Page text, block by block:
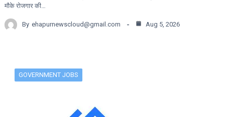
मौके रोजगार की…
By ehapurnewscloud@gmail.com Aug 5, 2026
GOVERNMENT JOBS